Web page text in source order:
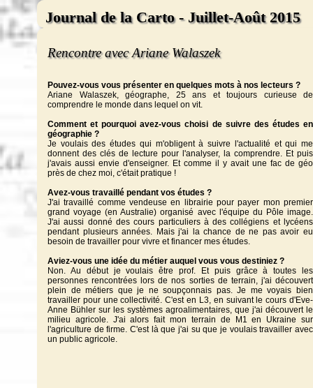
Journal de la Carto - Juillet-Août 2015
Rencontre avec Ariane Walaszek
Pouvez-vous vous présenter en quelques mots à nos lecteurs ?
Ariane Walaszek, géographe, 25 ans et toujours curieuse de
comprendre le monde dans lequel on vit.
Comment et pourquoi avez-vous choisi de suivre des études en
géographie ?
Je voulais des études qui m'obligent à suivre l'actualité et qui me
donnent des clés de lecture pour l'analyser, la comprendre. Et puis
j'avais aussi envie d'enseigner. Et comme il y avait une fac de géo
près de chez moi, c'était pratique !
Avez-vous travaillé pendant vos études ?
J'ai travaillé comme vendeuse en librairie pour payer mon premier
grand voyage (en Australie) organisé avec l'équipe du Pôle image.
J'ai aussi donné des cours particuliers à des collégiens et lycéens
pendant plusieurs années. Mais j'ai la chance de ne pas avoir eu
besoin de travailler pour vivre et financer mes études.
Aviez-vous une idée du métier auquel vous vous destiniez ?
Non. Au début je voulais être prof. Et puis grâce à toutes les
personnes rencontrées lors de nos sorties de terrain, j'ai découvert
plein de métiers que je ne soupçonnais pas. Je me voyais bien
travailler pour une collectivité. C'est en L3, en suivant le cours d'Eve-
Anne Bühler sur les systèmes agroalimentaires, que j'ai découvert le
milieu agricole. J'ai alors fait mon terrain de M1 en Ukraine sur
l'agriculture de firme. C'est là que j'ai su que je voulais travailler avec
un public agricole.